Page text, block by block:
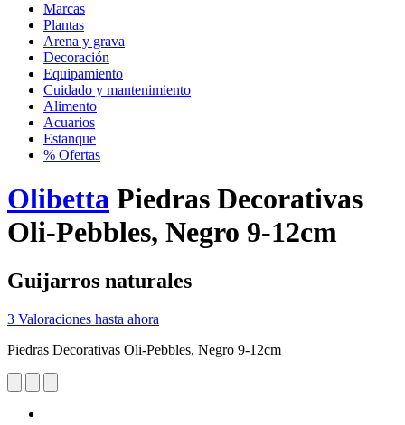
Marcas
Plantas
Arena y grava
Decoración
Equipamiento
Cuidado y mantenimiento
Alimento
Acuarios
Estanque
% Ofertas
Olibetta Piedras Decorativas
Oli-Pebbles, Negro 9-12cm
Guijarros naturales
3 Valoraciones hasta ahora
Piedras Decorativas Oli-Pebbles, Negro 9-12cm